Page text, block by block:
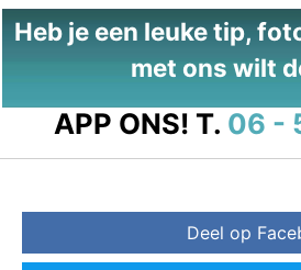
Heb je een leuke tip,
met ons wilt
APP ONS! T. 06 -
Deel op